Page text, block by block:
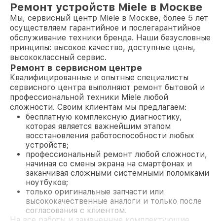
Ремонт устройств Miele в Москве
Мы, сервисный центр Miele в Москве, более 5 лет
осуществляем гарантийное и послегарантийное
обслуживание техники бренда. Наши безусловные
принципы: высокое качество, доступные цены,
высококлассный сервис.
Ремонт в сервисном центре
Квалифицированные и опытные специалисты
сервисного центра выполняют ремонт бытовой и
профессиональной техники Miele любой
сложности. Своим клиентам мы предлагаем:
бесплатную комплексную диагностику,
которая является важнейшим этапом
восстановления работоспособности любых
устройств;
профессиональный ремонт любой сложности,
начиная со смены экрана на смартфонах и
заканчивая сложными системными поломками
ноутбуков;
только оригинальные запчасти или
высококачественные аналоги и только после
согласования с клиентом.